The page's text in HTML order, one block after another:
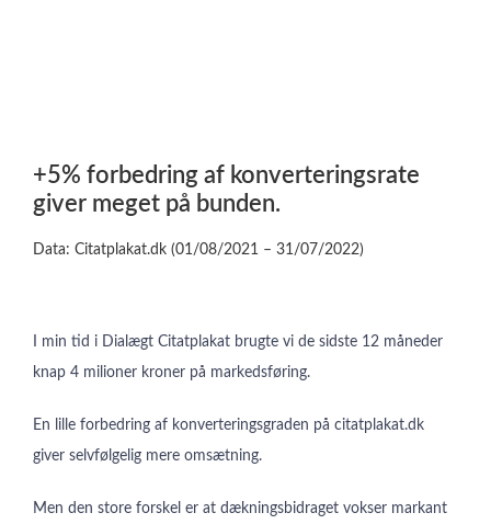
+5% forbedring af konverteringsrate
giver meget på bunden.
Data: Citatplakat.dk (01/08/2021 – 31/07/2022)
I min tid i Dialægt Citatplakat brugte vi de sidste 12 måneder
knap 4 milioner kroner på markedsføring.
En lille forbedring af konverteringsgraden på citatplakat.dk
giver selvfølgelig mere omsætning.
Men den store forskel er at dækningsbidraget vokser markant